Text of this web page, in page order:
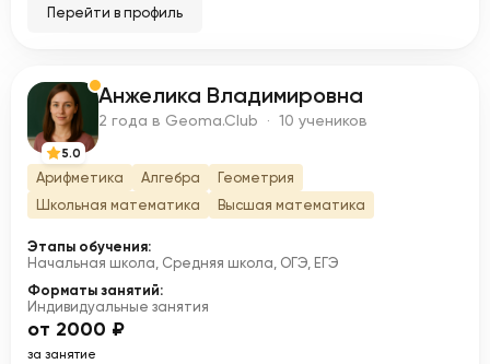
Перейти в профиль
А
5.0
Анжелика Владимировна
2 года в Geoma.Club · 10 учеников
Арифметика Алгебра
Геометрия
Школьная математика
Высшая математика
Этапы обучения:
Начальная школа, Средняя школа, ОГЭ, ЕГЭ
Форматы занятий:
Индивидуальные занятия
от 2000 ₽
за занятие